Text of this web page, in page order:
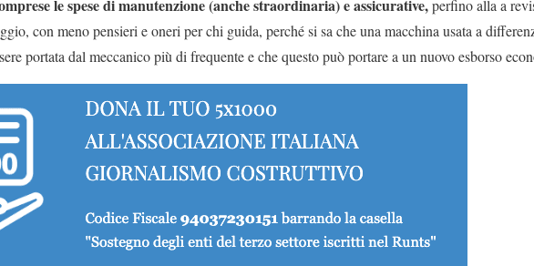
le spese di manutenzione (anche straordinaria) e assicurative,perfino alla a
con meno pensieri e oneri per chi guida, perché si sa che una macchina usata a
portata dal meccanico più di frequente e che questo può portare a un nuovo esborso